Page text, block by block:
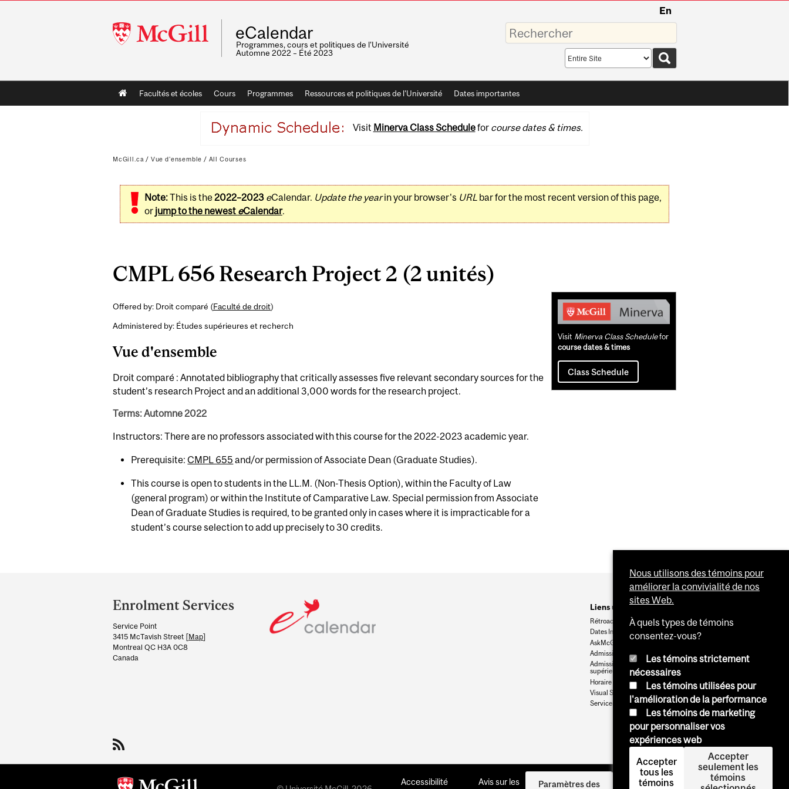
McGill
University
En
eCalendar
Programmes, cours et politiques de l'Université
Automne 2022 – Été 2023
Saisissez
vos
mots-
Search
scope
Main
navigation
Facultés et écoles Cours Programmes Ressources et politiques de l'Université Dates importantes
Visit Minerva Class Schedulefor course dates & times.
McGill.ca / Vue d'ensemble / All Courses
Note:This is the2022–2023 eCalendar. Update the yearin your browser's URLbar for the most recent version of this page,
or jump to the newest eCalendar.
CMPL 656 Research Project 2 (2 unités)
Offered by: Droit comparé (Faculté de droit)
Administered by: Études supérieures et recherch
Vue d'ensemble
Droit comparé : Annotated bibliography that critically assesses five relevant secondary sources for the
student’s research Project and an additional 3,000 words for the research project.
Terms: Automne 2022
Instructors: There are no professors associated with this course for the 2022-2023 academic year.
Prerequisite:CMPL 655 and/or permission of Associate Dean (Graduate Studies).
This course is open to students in the LL.M. (Non-Thesis Option), within the Faculty of Law
(general program) or within the Institute of Camparative Law. Special permission from Associate
Dean of Graduate Studies is required, to be granted only in cases where it is impracticable for a
student’s course selection to add up precisely to 30 credits.
Related
Content
Visit Minerva Class Schedulefor
course dates & times
Class Schedule
and
University
Information
Enrolment Services
Service Point
3415 McTavish Street [Map]
Montreal QC H3A 0C8
Canada
Liens utiles
Rétroaction
Dates Importantes
AskMcGill
Admission au premier cycle
Admissions aux cycles
supérieurs et postdoctoraux
Horaire des cours
Visual Schedule Builder
Services aux étudiants
Accessibilité
Avis sur les
Paramètres des
Se
Nous utilisons des témoins pour
améliorer la convivialité de nos
sites Web.
À quels types de témoins
consentez-vous?
Les témoins strictement
nécessaires
Les témoins utilisées pour
l'amélioration de la performance
Les témoins de marketing
pour personnaliser vos
expériences web
Accepter
tous les
témoins
Accepter
seulement les
témoins